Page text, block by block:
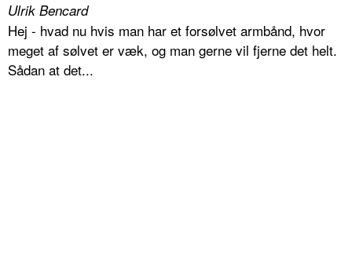
Ulrik Bencard
Hej - hvad nu hvis man har et forsølvet armbånd, hvor
meget af sølvet er væk, og man gerne vil fjerne det helt.
Sådan at det...